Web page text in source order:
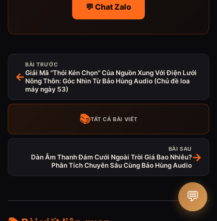
💬 Chat Zalo
←
BÀI TRƯỚC
Giải Mã "Thói Kén Chọn" Của Nguồn Xung Với Điện Lưới
Nông Thôn: Góc Nhìn Từ Bảo Hùng Audio (Chủ đề loa
máy ngày 53)
📚TẤT CẢ BÀI VIẾT
BÀI SAU
Dàn Âm Thanh Đám Cưới Ngoài Trời Giá Bao Nhiêu?
Phân Tích Chuyên Sâu Cùng Bảo Hùng Audio
→
💬